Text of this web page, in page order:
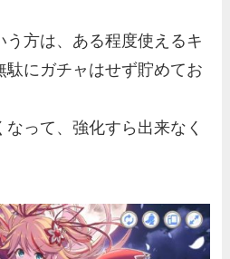
う方は、ある程度使えるキ
駄にガチャはせず貯めてお
って、強化すら出来なく